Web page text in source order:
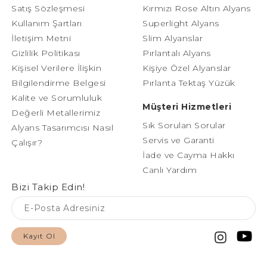
Satış Sözleşmesi
Kullanım Şartları
İletişim Metni
Gizlilik Politikası
Kişisel Verilere İlişkin
Bilgilendirme Belgesi
Kalite ve Sorumluluk
Değerli Metallerimiz
Alyans Tasarımcısı Nasıl
Çalışır?
Kırmızı Rose Altın Alyans
Superlight Alyans
Slim Alyanslar
Pırlantalı Alyans
Kişiye Özel Alyanslar
Pırlanta Tektaş Yüzük
Müşteri Hizmetleri
Sık Sorulan Sorular
Servis ve Garanti
İade ve Cayma Hakkı
Canlı Yardım
Bizi Takip Edin!
Kayıt Ol